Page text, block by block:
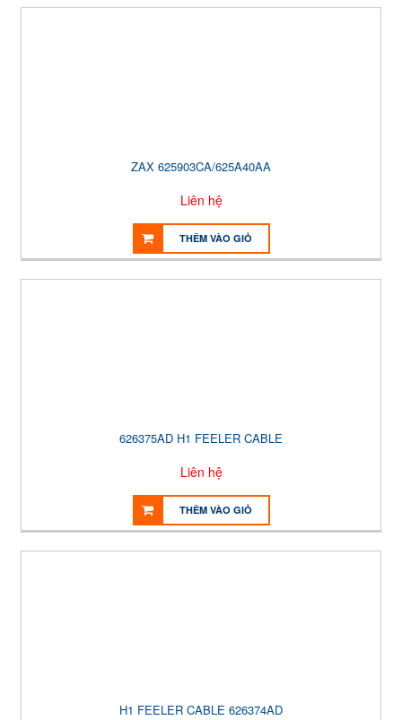
ZAX 625903CA/625A40AA
Liên hệ
THÊM VÀO GIỎ
626375AD H1 FEELER CABLE
Liên hệ
THÊM VÀO GIỎ
H1 FEELER CABLE 626374AD